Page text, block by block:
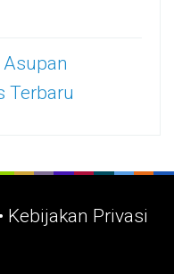
Terbaru
• Kebijakan Privasi